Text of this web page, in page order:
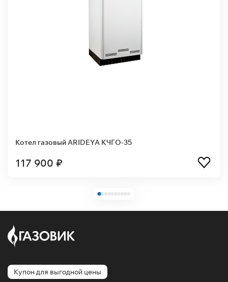
Котел газовый ARIDEYA КЧГО-35
117 900 ₽
Купон для выгодной цены